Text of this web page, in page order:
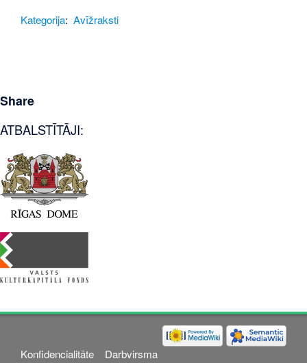
Kategorija: Avīžraksti
Share
ATBALSTĪTĀJI:
Konfidencialitāte Darbvirsma